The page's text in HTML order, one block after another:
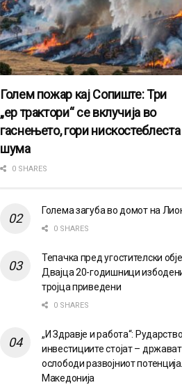
Голем пожар кај Сопиште: Три
„ер трактори“ се вклучија во
гаснењето, гори нискостеблеста
шума
0 SHARES
Голема загуба во домот на
0 SHARES
Тепачка пред угостителски
Двајца 20-годишници
тројца приведени
0 SHARES
„И Здравје и работа“:
инвестициите стојат –
ослободи развојниот
Македонија